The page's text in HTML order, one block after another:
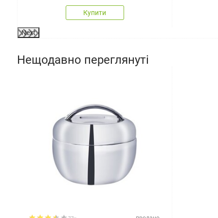
Купити
Next
Нещодавно переглянуті